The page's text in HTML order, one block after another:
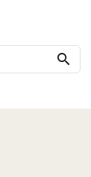
search